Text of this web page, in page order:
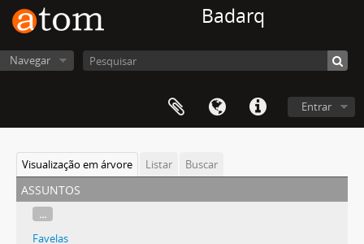
Badarq
Navegar
Entrar
Visualização em árvore Listar Buscar
assuntos
...
Favelas